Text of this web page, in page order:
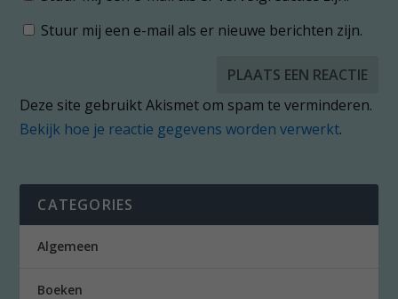
Stuur mij een e-mail als er nieuwe berichten zijn.
Deze site gebruikt Akismet om spam te verminderen.
Bekijk hoe je reactie gegevens worden verwerkt.
CATEGORIES
Algemeen
Boeken